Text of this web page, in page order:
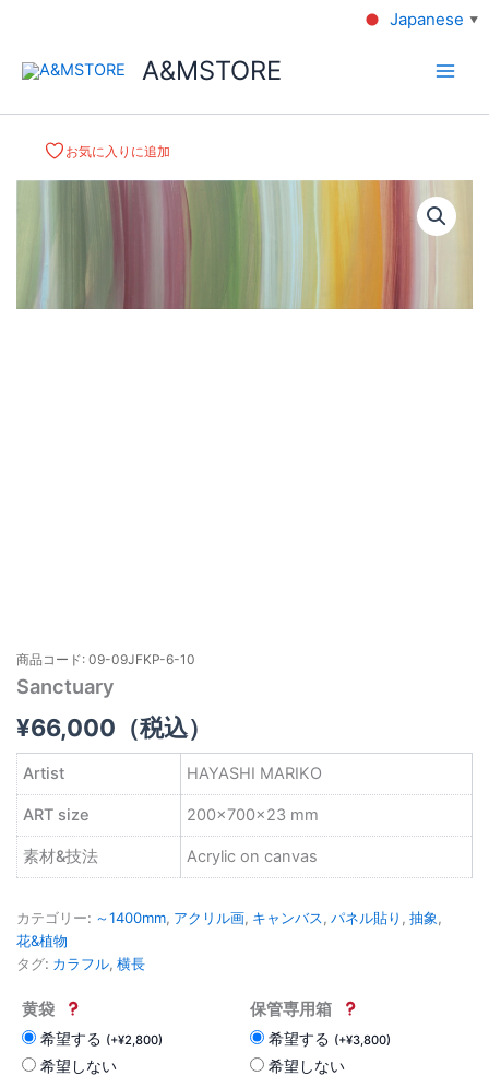
A&MSTORE
お気に入りに追加
商品コード: 09-09JFKP-6-10
Sanctuary
¥66,000 （税込）
Artist HAYASHI MARIKO
ART size 200×700×23 mm
素材&技法 Acrylic on canvas
カテゴリー: ～1400mm, アクリル画, キャンバス, パネル貼り , 抽象,
花&植物
タグ: カラフル, 横長
黄袋
希望する (+¥2,800)
希望しない
保管専用箱
希望する (+¥3,800)
希望しない
Japanese ▼